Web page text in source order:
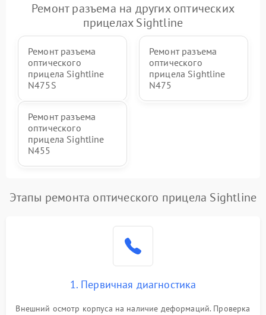
Ремонт разъема на других оптических
прицелах Sightline
Ремонт разъема
оптического
прицела Sightline
N475S
Ремонт разъема
оптического
прицела Sightline
N475
Ремонт разъема
оптического
прицела Sightline
N455
Этапы ремонта оптического прицела Sightline
1. Первичная диагностика
Внешний осмотр корпуса на наличие деформаций. Проверка